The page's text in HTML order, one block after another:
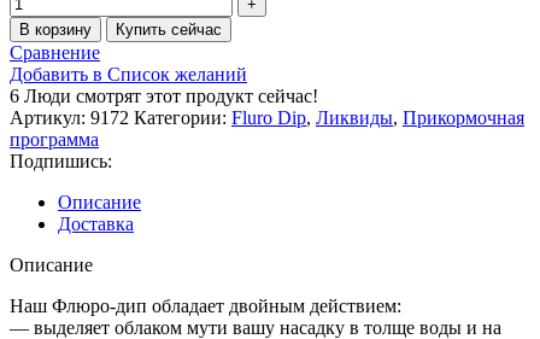
В корзину Купить сейчас
Сравнение
Добавить в Список желаний
6 Люди смотрят этот продукт сейчас!
Артикул: 9172 Категории: Fluro Dip, Ликвиды, Прикормочная
программа
Подпишись:
Описание
Доставка
Описание
Наш Флюро-дип обладает двойным действием:
— выделяет облаком мути вашу насадку в толще воды и на